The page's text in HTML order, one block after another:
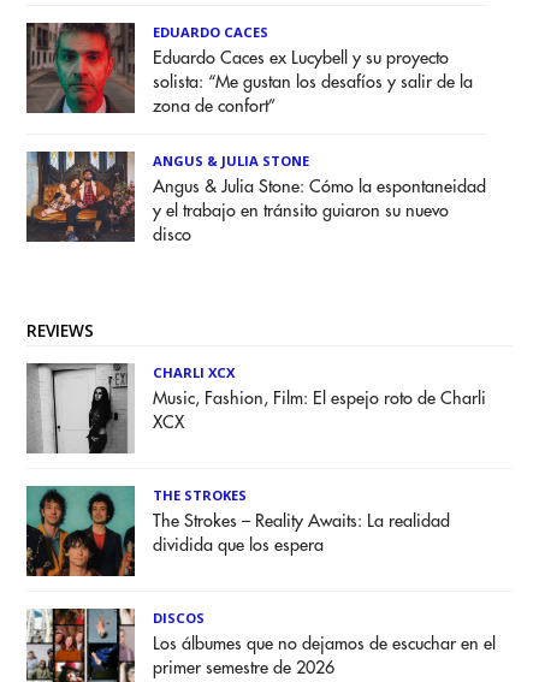
EDUARDO CACES
Eduardo Caces ex Lucybell y su proyecto
solista: “Me gustan los desafíos y salir de la
zona de confort”
ANGUS & JULIA STONE
Angus & Julia Stone: Cómo la espontaneidad
y el trabajo en tránsito guiaron su nuevo
disco
REVIEWS
CHARLI XCX
Music, Fashion, Film: El espejo roto de Charli
XCX
THE STROKES
The Strokes – Reality Awaits: La realidad
dividida que los espera
DISCOS
Los álbumes que no dejamos de escuchar en el
primer semestre de 2026